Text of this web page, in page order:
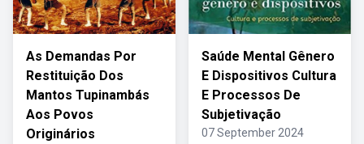
As Demandas Por
Restituição Dos
Mantos Tupinambás
Aos Povos
Originários
Saúde Mental Gênero
E Dispositivos Cultura
E Processos De
Subjetivação
07 September 2024